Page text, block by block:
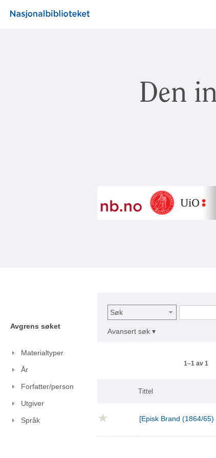
Den
Avgrens søket
Materialtyper
År
Forfatter/person
Utgiver
Språk
Søk
Avansert søk ▾
1–1 av 1
Tittel
[Episk Brand (1864/